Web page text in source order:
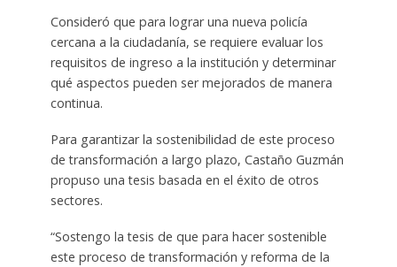
Consideró que para lograr una nueva policía
cercana a la ciudadanía, se requiere evaluar los
requisitos de ingreso a la institución y determinar
qué aspectos pueden ser mejorados de manera
continua.
Para garantizar la sostenibilidad de este proceso
de transformación a largo plazo, Castaño Guzmán
propuso una tesis basada en el éxito de otros
sectores.
“Sostengo la tesis de que para hacer sostenible
este proceso de transformación y reforma de la